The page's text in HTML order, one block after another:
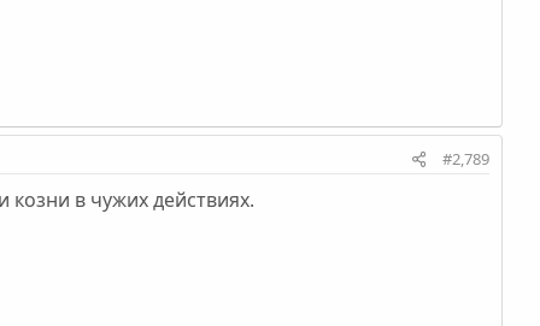
#2,789
в чужих действиях.